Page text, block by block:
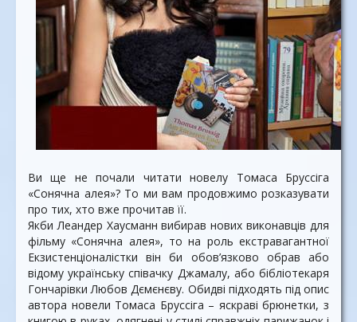
Ви ще не почали читати новелу Томаса Бруссіга
«Сонячна алея»? То ми вам продовжимо розказувати
про тих, хто вже прочитав її.
Якби Леандер Хаусманн вибирав нових виконавців для
фільму «Сонячна алея», то на роль екстравагантної
Екзистенціоналістки він би обов’язково обрав або
відому українську співачку Джамалу, або бібліотекаря
Гончарівки Любов Дємєнєву. Обидві підходять під опис
автора новели Томаса Бруссіга – яскраві брюнетки, з